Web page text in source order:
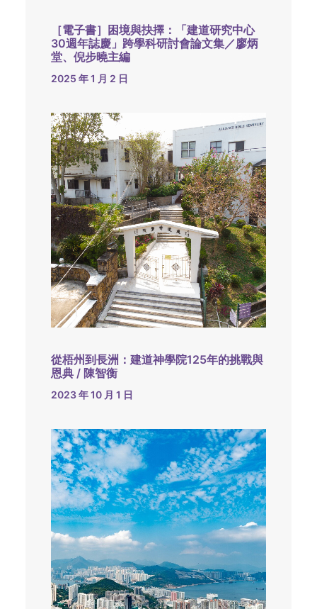
［電子書］困境與抉擇：「建道研究中心
30週年誌慶」跨學科研討會論文集／廖炳
堂、倪步曉主編
2025 年 1 月 2 日
從梧州到長洲：建道神學院125年的挑戰與
恩典 / 陳智衡
2023 年 10 月 1 日